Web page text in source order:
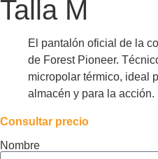
Talla M
El pantalón oficial de la
de Forest Pioneer.
micropolar térmico, ideal
almacén y para la acción.
Consultar precio
Nombre